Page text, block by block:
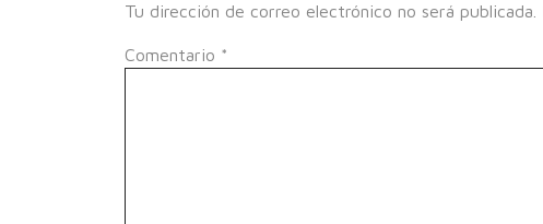
Tu dirección de correo electrónico no será publicada.
Comentario *